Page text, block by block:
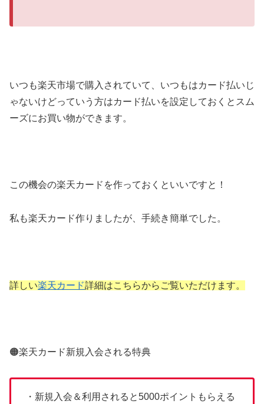
いつも楽天市場で購入されていて、いつもはカード払いじ
ゃないけどっていう方はカード払いを設定しておくとスム
ーズにお買い物ができます。
この機会の楽天カードを作っておくといいですと！
私も楽天カード作りましたが、手続き簡単でした。
詳しい楽天カード詳細はこちらからご覧いただけます。
🟠楽天カード新規入会される特典
・新規入会＆利用されると5000ポイントもらえる